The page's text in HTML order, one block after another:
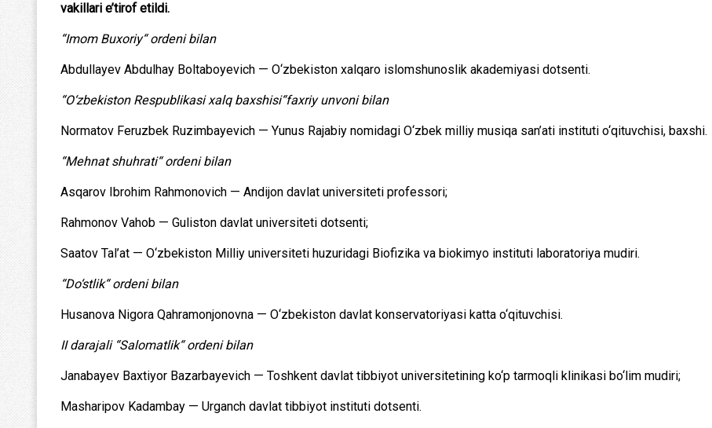
vakillari e’tirof etildi.
“Imom Buxoriy“ ordeni bilan
Abdullayev Abdulhay Boltaboyevich — O‘zbekiston xalqaro islomshunoslik akademiyasi dotsenti.
“O‘zbekiston Respublikasi xalq baxshisi“faxriy unvoni bilan
Normatov Feruzbek Ruzimbayevich — Yunus Rajabiy nomidagi O‘zbek milliy musiqa san’ati instituti o‘qituvchisi, baxshi.
“Mehnat shuhrati“ ordeni bilan
Asqarov Ibrohim Rahmonovich — Andijon davlat universiteti professori;
Rahmonov Vahob — Guliston davlat universiteti dotsenti;
Saatov Tal’at — O‘zbekiston Milliy universiteti huzuridagi Biofizika va biokimyo instituti laboratoriya mudiri.
“Do‘stlik“ ordeni bilan
Husanova Nigora Qahramonjonovna — O‘zbekiston davlat konservatoriyasi katta o‘qituvchisi.
II darajali “Salomatlik“ ordeni bilan
Janabayev Baxtiyor Bazarbayevich — Toshkent davlat tibbiyot universitetining ko‘p tarmoqli klinikasi bo‘lim mudiri;
Masharipov Kadambay — Urganch davlat tibbiyot instituti dotsenti.